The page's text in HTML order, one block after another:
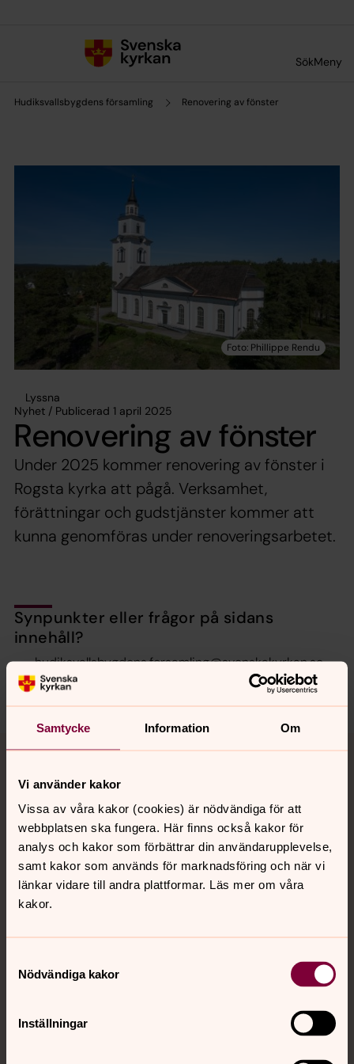
Samtycke Information Om
Vi använder kakor
Vissa av våra kakor (cookies) är nödvändiga för att
webbplatsen ska fungera. Här finns också kakor för
analys och kakor som förbättrar din användarupplevelse,
samt kakor som används för marknadsföring och när vi
länkar vidare till andra plattformar. Läs mer om våra
kakor.
Nödvändiga kakor
Inställningar
SökMeny
Hudiksvallsbygdens församling Renovering av fönster
Lyssna
Nyhet / Publicerad 1 april 2025
Renovering av fönster
Under 2025 kommer renovering av fönster i
Rogsta kyrka att pågå. Verksamhet,
förättningar och gudstjänster kommer att
kunna genomföras under renoveringsarbetet.
Synpunkter eller frågor på sidans
innehåll?
hudiksvallsbygdens.forsamling@svenskakyrkan.se
Dela
Tillbaka till toppen
Tillbaka till innehållet
Kontakt
Kalender
Hitta snabbt